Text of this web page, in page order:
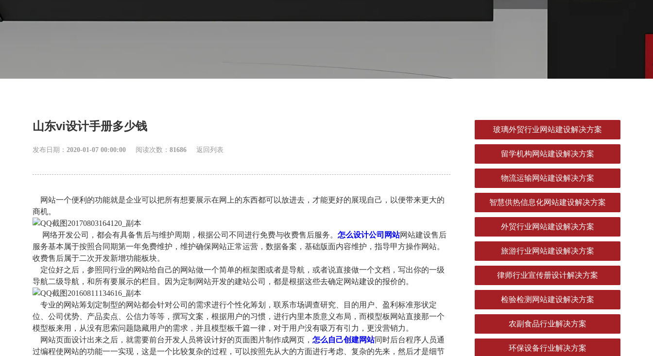
山东vi设计手册多少钱
发布日期：2020-01-07 00:00:00 阅读次数：81686 返回列表
网站一个便利的功能就是企业可以把所有想要展示在网上的东西都可以放进去，才能更好的展现自己，以便带来更大的
商机。
网络开发公司，都会有具备售后与维护周期，根据公司不同进行免费与收费售后服务。怎么设计公司网站网站建设售后
服务基本属于按照合同期第一年免费维护，维护确保网站正常运营，数据备案，基础版面内容维护，指导甲方操作网站。
收费售后属于二次开发新增功能板块。
定位好之后，参照同行业的网站给自己的网站做一个简单的框架图或者是导航，或者说直接做一个文档，写出你的一级
导航二级导航，和所有要展示的栏目。因为定制网站开发的建站公司，都是根据这些去确定网站建设的报价的。
专业的网站筹划定制型的网站都会针对公司的需求进行个性化筹划，联系市场调查研究、目的用户、盈利标准形状定
位、公司优势、产品卖点、公信力等等，撰写文案，根据用户的习惯，进行内里本质意义布局，而模型板网站直接那一个
模型板来用，从没有思索问题隐藏用户的需求，并且模型板千篇一律，对于用户没有吸万有引力，更没营销力。
网站页面设计出来之后，就需要前台开发人员将设计好的页面图片制作成网页，怎么自己创建网站同时后台程序人员通
过编程使网站的功能一一实现，这是一个比较复杂的过程，可以按照先从大的方面进行考虑、复杂的先来，然后才是细节
玻璃外贸行业网站建设解决方案
留学机构网站建设解决方案
物流运输网站建设解决方案
智慧供热信息化网站建设解决方案
外贸行业网站建设解决方案
旅游行业网站建设解决方案
律师行业宣传册设计解决方案
检验检测网站建设解决方案
农副食品行业解决方案
环保设备行业解决方案